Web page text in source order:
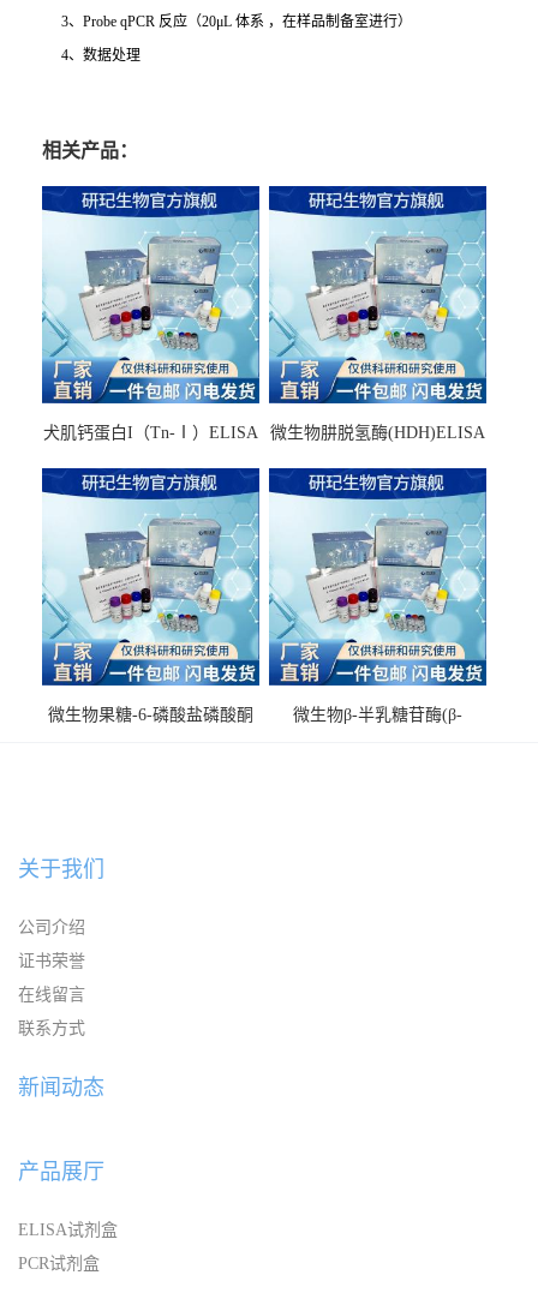
3、Probe qPCR 反应（20μL 体系 ，在样品制备室进行）
4、数据处理
相关产品：
犬肌钙蛋白I（Tn-Ⅰ）ELISA
微生物肼脱氢酶(HDH)ELISA
微生物果糖-6-磷酸盐磷酸酮
微生物β-半乳糖苷酶(β-
关于我们
公司介绍
证书荣誉
在线留言
联系方式
新闻动态
产品展厅
ELISA试剂盒
PCR试剂盒